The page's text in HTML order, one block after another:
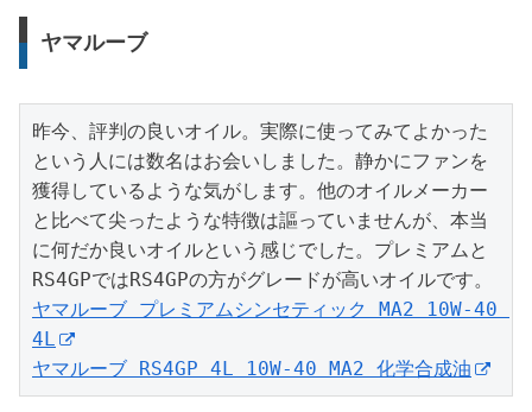
ヤマルーブ
昨今、評判の良いオイル。実際に使ってみてよかった
という人には数名はお会いしました。静かにファンを
獲得しているような気がします。他のオイルメーカー
と比べて尖ったような特徴は謳っていませんが、本当
に何だか良いオイルという感じでした。プレミアムと
ヤマルーブ プレミアムシンセティック MA2 10W-40
4L
ヤマルーブ RS4GP 4L 10W-40 MA2 化学合成油